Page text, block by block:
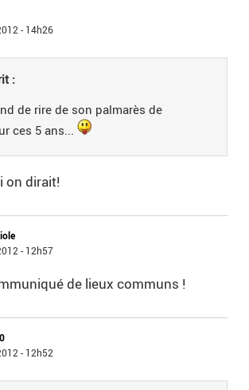
- 14h26
:
de rire de son palmarès de
ces 5 ans...
on dirait!
- 12h57
de lieux communs !
- 12h52